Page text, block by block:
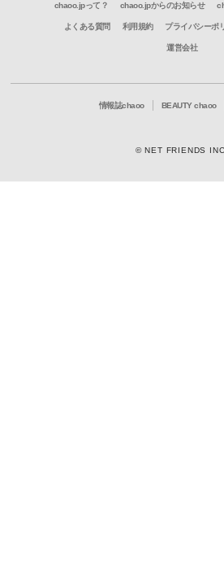
chaoo.jpって？ chaoo.jpからのお知らせ
よくある質問 利用規約 プライバシーポ
運営会社
情報誌chaoo BEAUTY chaoo
© NET FRIENDS